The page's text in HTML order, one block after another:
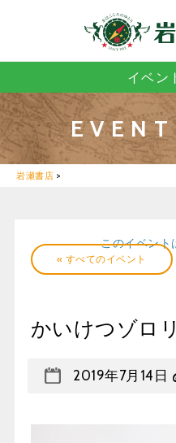
イベン
岩瀬書店 >
« すべてのイベント
このイベント
かいけつゾロ
2019年7月14日